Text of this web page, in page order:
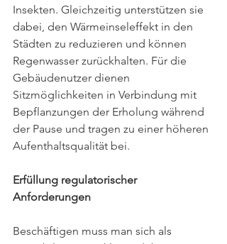
Insekten. Gleichzeitig unterstützen sie
dabei, den Wärmeinseleffekt in den
Städten zu reduzieren und können
Regenwasser zurückhalten. Für die
Gebäudenutzer dienen
Sitzmöglichkeiten in Verbindung mit
Bepflanzungen der Erholung während
der Pause und tragen zu einer höheren
Aufenthaltsqualität bei.
Erfüllung regulatorischer
Anforderungen
Beschäftigen muss man sich als